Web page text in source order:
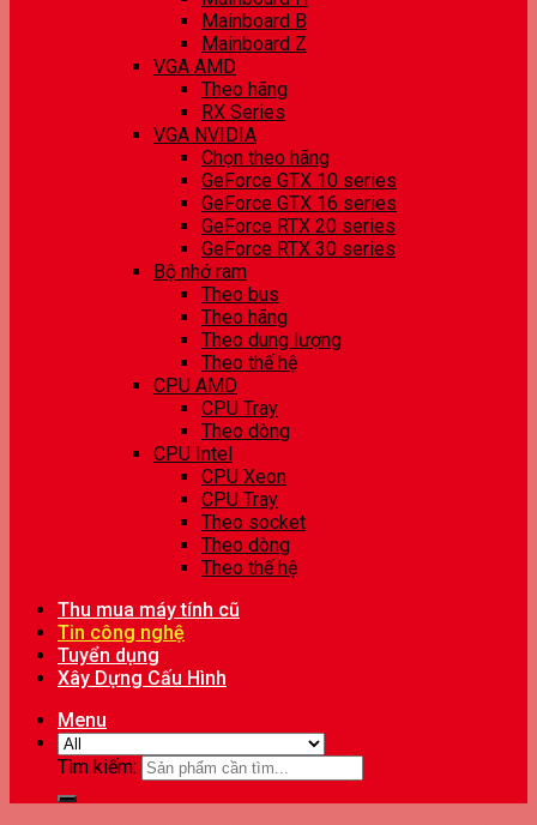
Mainboard B
Mainboard Z
VGA AMD
Theo hãng
RX Series
VGA NVIDIA
Chọn theo hãng
GeForce GTX 10 series
GeForce GTX 16 series
GeForce RTX 20 series
GeForce RTX 30 series
Bộ nhớ ram
Theo bus
Theo hãng
Theo dung lượng
Theo thế hệ
CPU AMD
CPU Tray
Theo dòng
CPU Intel
CPU Xeon
CPU Tray
Theo socket
Theo dòng
Theo thế hệ
Thu mua máy tính cũ
Tin công nghệ
Tuyển dụng
Xây Dựng Cấu Hình
Menu
Tìm kiếm: